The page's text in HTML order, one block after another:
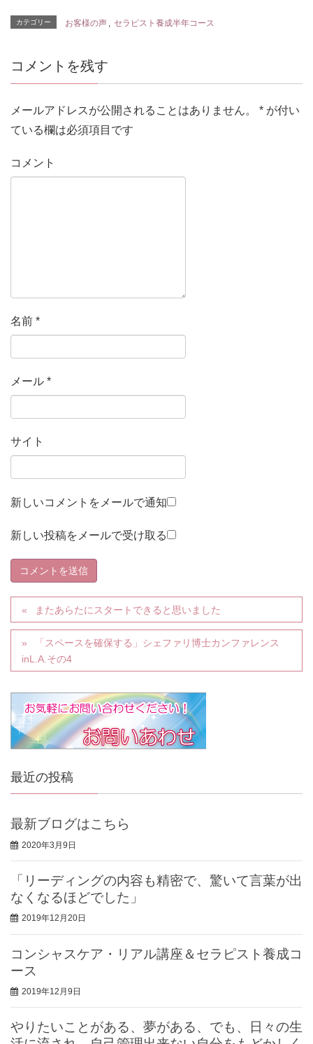
カテゴリー お客様の声 セラピスト養成半年コース
コメントを残す
メールアドレスが公開されることはありません。 * が付い
ている欄は必須項目です
コメント
名前 *
メール *
サイト
新しいコメントをメールで通知
新しい投稿をメールで受け取る
またあらたにスタートできると思いました
「スペースを確保する」シェファリ博士カンファレンス
inL.A.その4
最近の投稿
最新ブログはこちら
2020年3月9日
「リーディングの内容も精密で、驚いて言葉が出
なくなるほどでした」
2019年12月20日
コンシャスケア・リアル講座＆セラピスト養成コ
ース
2019年12月9日
やりたいことがある、夢がある、でも、日々の生